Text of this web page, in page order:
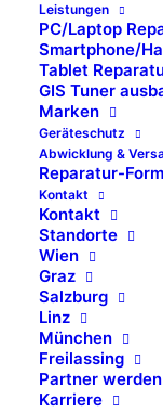
Leistungen
PC/Laptop
Smartphone/
Tablet
GIS Tuner
Marken
Geräteschutz
Abwicklung &
Reparatur-
Kontakt
Kontakt
Standorte
Wien
Graz
Salzburg
Linz
München
Freilassing
Partner werden
Karriere
Wir sind auf